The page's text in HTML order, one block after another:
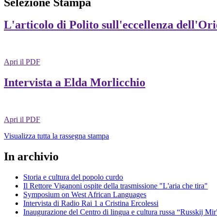
L'articolo di Polito sull'eccellenza
Apri il PDF
Intervista a Elda Morlicchio
Apri il PDF
Visualizza tutta la rassegna stampa
In archivio
Storia e cultura del popolo curdo
Il Rettore Viganoni ospite della trasmissione "L'aria che tira"
Symposium on West African Languages
Intervista di Radio Rai 1 a Cristina Ercolessi
Inaugurazione del Centro di lingua e cultura russa “Russkij